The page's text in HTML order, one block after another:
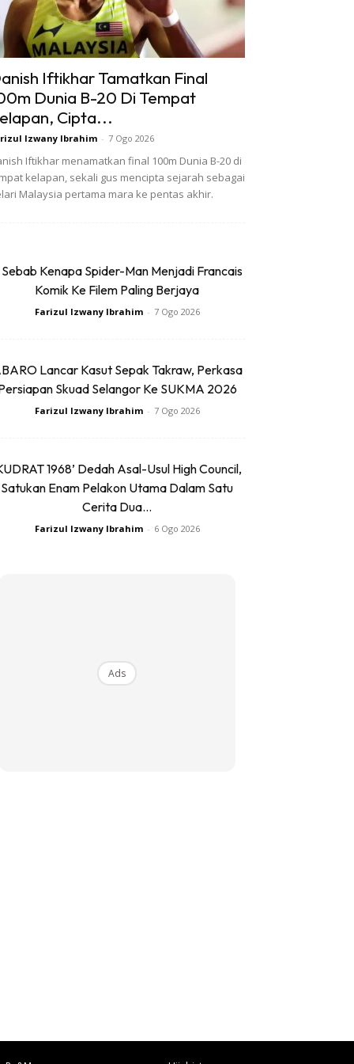
Iftikhar Tamatkan Final
Dunia B-20 Di Tempat
Cipta...
Izwany Ibrahim - 7 Ogo 2026
Iftikhar menamatkan final 100m Dunia B-20 di
kelapan, sekali gus mencipta sejarah sebagai
Malaysia pertama mara ke pentas akhir.
Kenapa Spider-Man Menjadi Francais
Komik Ke Filem Paling Berjaya
Farizul Izwany Ibrahim - 7 Ogo 2026
Lancar Kasut Sepak Takraw, Perkasa
Skuad Selangor Ke SUKMA 2026
Farizul Izwany Ibrahim - 7 Ogo 2026
1968’ Dedah Asal-Usul High Council,
Satukan Enam Pelakon Utama Dalam Satu
Cerita Dua...
Farizul Izwany Ibrahim - 6 Ogo 2026
Ads